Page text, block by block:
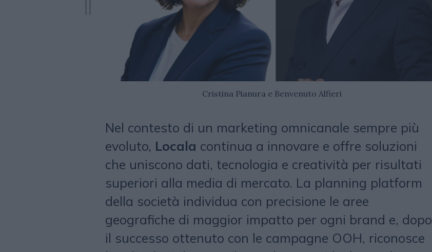
Cristina Pianura e Benvenuto Alfieri
Nel contesto di un marketing omnicanale sempre più
evoluto, Locala continua a innovare e offre soluzioni
che uniscono dati, tecnologia e creatività per risultati
superiori alla media di mercato. La planning platform
della società individua con precisione le aree
geografiche di maggior impatto per ogni brand e, dopo
il successo ottenuto con le campagne OOH, riconosce